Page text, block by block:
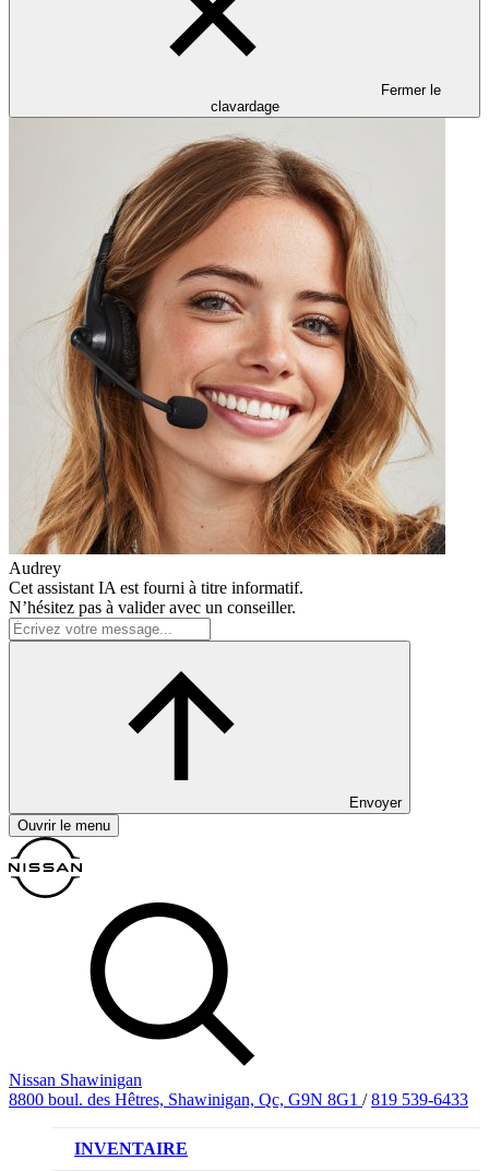
Fermer le
clavardage
Audrey
Cet assistant IA est fourni à titre informatif.
N’hésitez pas à valider avec un conseiller.
Envoyer
Ouvrir le menu
Nissan Shawinigan
8800 boul. des Hêtres, Shawinigan, Qc, G9N 8G1 / 819 539-6433
INVENTAIRE